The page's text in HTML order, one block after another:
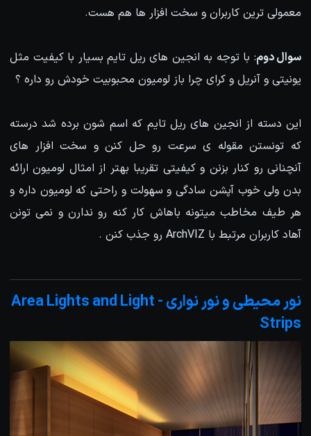
معمولی ترین کاربران و سخت افزار ها هم هست.
سوال دوم: با توجه به انجین های ریل تایم بسیار با کیفیت مثل
یونیتی و آنریل و کرای چرا باز لومیون محبوبیت خودش رو داره ؟
این دسته از انجین های ریل تایم که اسم شون برده شد درسته
که تونستن مقوله ی سرعت رو حل کنن و سخت افزار های
آنچنانی رو کنار بزنن و کیفیتی تقریبا بهتر از امثال لومیون ارائه
بدن ولی خوب آپشن سادگی و سهولت و راحتی که لومیون داره و
هر طیف مخاطب میتونه باهاش کار کنه رو ندارن و نمی تونن
آهاد کاربران مرتبط با ArchVIZ رو جذب کنن .
نور محیطی و نور نواری - Area Lights and Light
Strips